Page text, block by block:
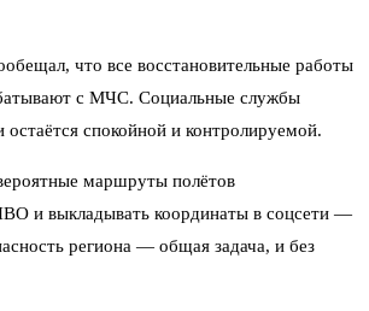
что все восстановительные работы
с МЧС. Социальные службы
спокойной и контролируемой.
маршруты полётов
и выкладывать координаты в соцсети —
региона — общая задача, и без